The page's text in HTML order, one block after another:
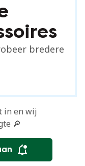
bredere
in en wij
🔎